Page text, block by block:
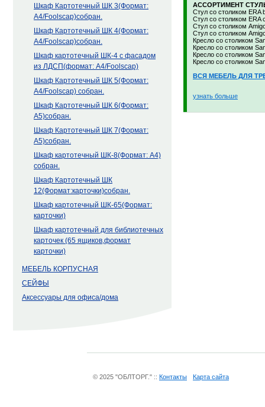
Шкаф Картотечный ШК 3(Формат:
А4/Foolscap)собран.
Шкаф Картотечный ШК 4(Формат:
A4/Foolscap)собран.
Шкаф картотечный ШК-4 с фасадом
из ЛДСП(формат: А4/Foolscap)
Шкаф Картотечный ШК 5(Формат:
А4/Foolscap) собран.
Шкаф Картотечный ШК 6(Формат:
А5)собран.
Шкаф Картотечный ШК 7(Формат:
A5)собран.
Шкаф картотечный ШК-8(Формат: А4)
собран.
Шкаф Картотечный ШК
12(Формат:карточки)собран.
Шкаф картотечный ШК-65(Формат:
карточки)
Шкаф картотечный для библиотечных
карточек (65 ящиков,формат
карточки)
МЕБЕЛЬ КОРПУСНАЯ
СЕЙФЫ
Аксессуары для офиса/дома
АССОРТИМЕНТ
Стул со столиком ERA
Стул со столиком ERA
Стул со столиком
Стул со столиком
Кресло со столиком
Кресло со столиком
Кресло со столиком
Кресло со столиком
ВСЯ МЕБЕЛЬ ДЛЯ
узнать больше
© 2025 "ОБЛТОРГ." :: Контакты Карта сайта